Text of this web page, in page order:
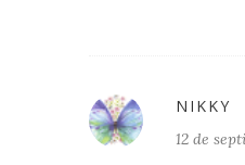
NIKKY
12 de